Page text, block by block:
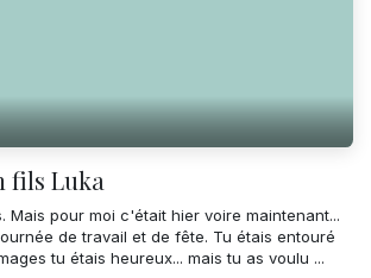
fils Luka
Mais pour moi c'était hier voire maintenant...
de travail et de fête. Tu étais entouré
tu étais heureux... mais tu as voulu ...